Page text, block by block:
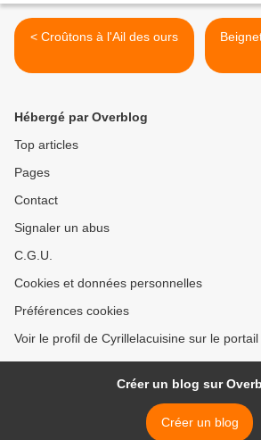
< Croûtons à l'Ail des ours
Hébergé par Overblog
Top articles
Pages
Contact
Signaler un abus
C.G.U.
Cookies et données personnelles
Préférences cookies
Voir le profil de Cyrillelacuisine sur le
Créer un blog sur
Créer un blog